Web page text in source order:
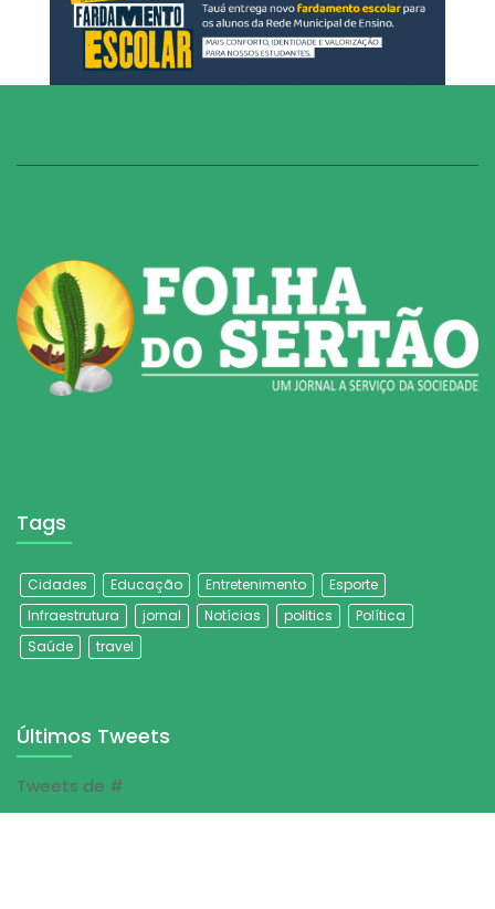
Tags
Cidades Educação Entretenimento
Esporte
Infraestrutura
jornal Notícias politics
Política
Saúde
travel
Últimos Tweets
Tweets de #